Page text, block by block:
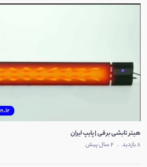
هیتر تابشی برقی | پایپ ایران
8 بازدید . 2 سال پیش